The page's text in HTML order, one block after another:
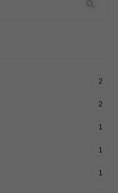
2
2
1
1
1